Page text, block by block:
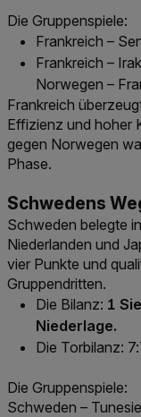
Die Gruppenspiele:
Frankreich –
Frankreich –
Norwegen –
Frankreich
Effizienz und hoher
gegen Norwegen
Phase.
Schwedens
Schweden belegte
Niederlanden und
vier Punkte und
Gruppendritten.
Die Bilanz: 1
Niederlage.
Die Torbilanz:
Die Gruppenspiele:
Schweden –